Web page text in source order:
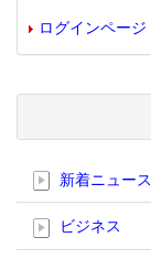
ログインページ
新着ニュース
ビジネス